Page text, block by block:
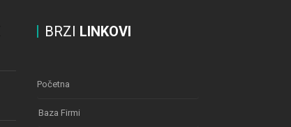
BRZI LINKOVI
Početna
Baza Firmi